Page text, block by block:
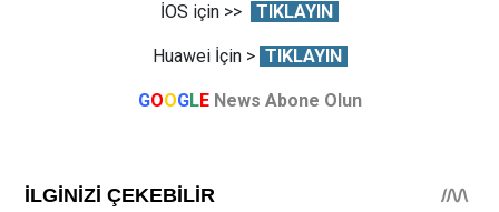
İOS için >> TIKLAYIN
Huawei İçin > TIKLAYIN
GOOGLE News Abone Olun